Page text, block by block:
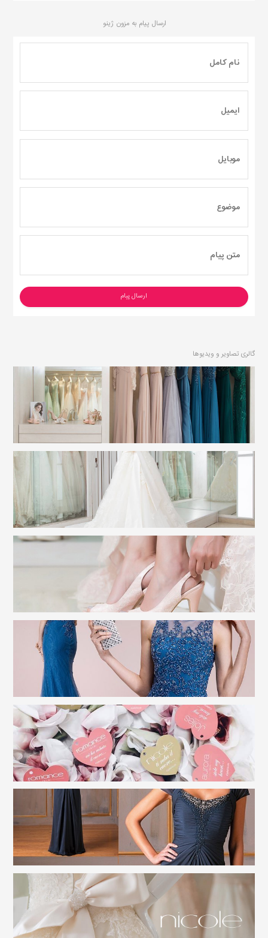
ارسال پیام بهمزون ژینو
ارسال پیام
گالری تصاویر و ویدیوها